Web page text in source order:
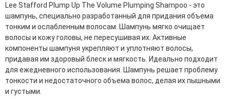
Бальзамы для лица
Гели для лица
Защита от солнца для лица
Карбокситерапия
Кремы для лица
Лосьоны, тоники и мисты для лица
Маски для лица
Масла для лица
Мицеллярная вода
Lee Stafford Plump Up The Volume Plumping Shampoo - это
шампунь, специально разработанный для придания объема
тонким и ослабленным волосам. Шампунь мягко очищает
волосы и кожу головы, не пересушивая их. Активные
компоненты шампуня укрепляют и уплотняют волосы,
придавая им здоровый блеск и мягкость. Идеально подходит
для ежедневного использования. Шампунь решает проблему
тонкости и недостаточного объема волос, делая их пышными
и густыми.